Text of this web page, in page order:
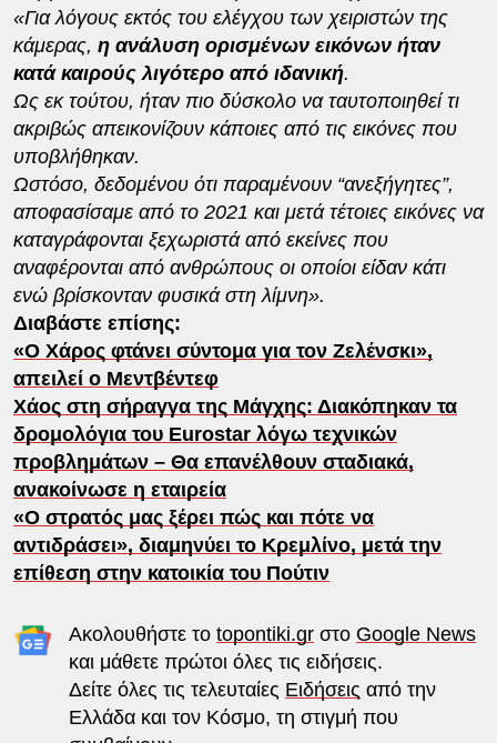
«Για λόγους εκτός του ελέγχου των χειριστών της
κάμερας, η ανάλυση ορισμένων εικόνων ήταν
κατά καιρούς λιγότερο από ιδανική.
Ως εκ τούτου, ήταν πιο δύσκολο να ταυτοποιηθεί τι
ακριβώς απεικονίζουν κάποιες από τις εικόνες που
υποβλήθηκαν.
Ωστόσο, δεδομένου ότι παραμένουν “ανεξήγητες”,
αποφασίσαμε από το 2021 και μετά τέτοιες εικόνες να
καταγράφονται ξεχωριστά από εκείνες που
αναφέρονται από ανθρώπους οι οποίοι είδαν κάτι
ενώ βρίσκονταν φυσικά στη λίμνη».
Διαβάστε επίσης:
«Ο Χάρος φτάνει σύντομα για τον Ζελένσκι»,
απειλεί ο Μεντβέντεφ
Χάος στη σήραγγα της Μάγχης: Διακόπηκαν τα
δρομολόγια του Eurostar λόγω τεχνικών
προβλημάτων – Θα επανέλθουν σταδιακά,
ανακοίνωσε η εταιρεία
«Ο στρατός μας ξέρει πώς και πότε να
αντιδράσει», διαμηνύει το Κρεμλίνο, μετά την
επίθεση στην κατοικία του Πούτιν
Ακολουθήστε το topontiki.grστο Google News
και μάθετε πρώτοι όλες τις ειδήσεις.
Δείτε όλες τις τελευταίες Ειδήσεις από την
Ελλάδα και τον Κόσμο, τη στιγμή που